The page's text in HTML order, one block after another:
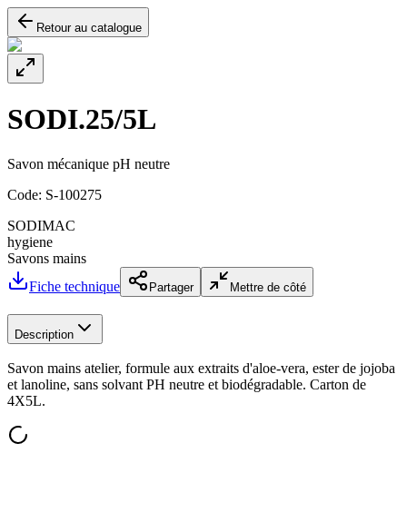
Retour au catalogue
SODI.25/5L
Savon mécanique pH neutre
Code: S-100275
SODIMAC
hygiene
Savons mains
Fiche technique
Partager Mettre de côté
Description
Savon mains atelier, formule aux extraits d'aloe-vera, ester de jojoba
et lanoline, sans solvant PH neutre et biodégradable. Carton de
4X5L.